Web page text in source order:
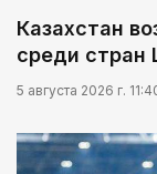
Казахстан
среди стран
5 августа 2026 г.